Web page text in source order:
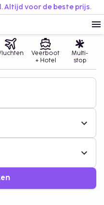
Altijd voor de beste prijs.
Veerboot
+ Hotel
Multi-
stop